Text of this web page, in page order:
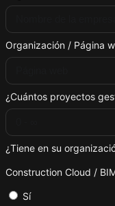
Organización / Página
¿Cuántos proyectos
¿Tiene en su
Construction Cloud /
Sí